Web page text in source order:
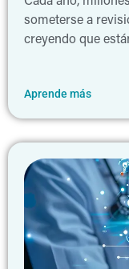
someterse a
creyendo que
Aprende más